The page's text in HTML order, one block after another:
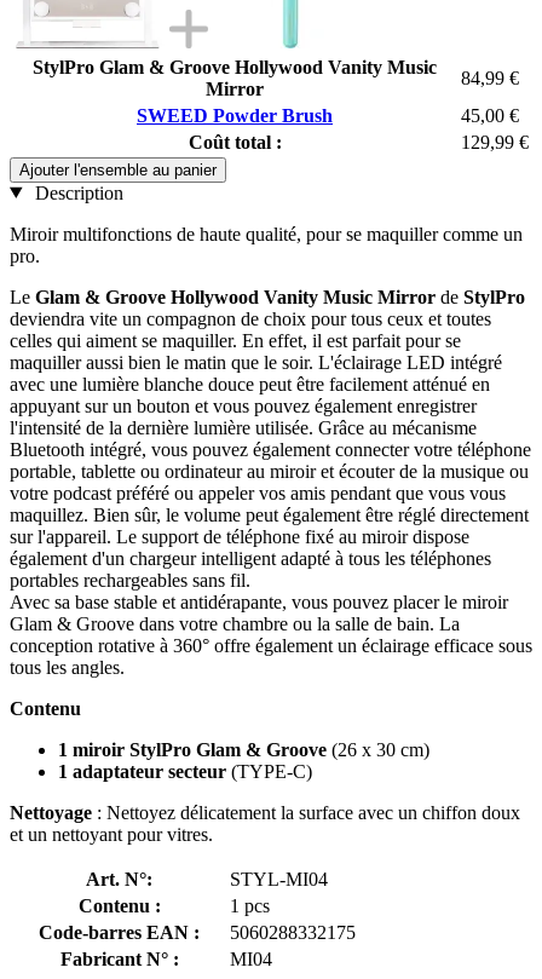
StylPro Glam & Groove Hollywood Vanity Music
Mirror
84,99 €
SWEED Powder Brush
45,00 €
Coût total :
129,99 €
Ajouter l'ensemble au panier
Description
Miroir multifonctions de haute qualité, pour se maquiller comme un
pro.
Le Glam & Groove Hollywood Vanity Music Mirror de StylPro
deviendra vite un compagnon de choix pour tous ceux et toutes
celles qui aiment se maquiller. En effet, il est parfait pour se
maquiller aussi bien le matin que le soir. L'éclairage LED intégré
avec une lumière blanche douce peut être facilement atténué en
appuyant sur un bouton et vous pouvez également enregistrer
l'intensité de la dernière lumière utilisée. Grâce au mécanisme
Bluetooth intégré, vous pouvez également connecter votre téléphone
portable, tablette ou ordinateur au miroir et écouter de la musique ou
votre podcast préféré ou appeler vos amis pendant que vous vous
maquillez. Bien sûr, le volume peut également être réglé directement
sur l'appareil. Le support de téléphone fixé au miroir dispose
également d'un chargeur intelligent adapté à tous les téléphones
portables rechargeables sans fil.
Avec sa base stable et antidérapante, vous pouvez placer le miroir
Glam & Groove dans votre chambre ou la salle de bain. La
conception rotative à 360° offre également un éclairage efficace sous
tous les angles.
Contenu
1 miroir StylPro Glam & Groove (26 x 30 cm)
1 adaptateur secteur (TYPE-C)
Nettoyage : Nettoyez délicatement la surface avec un chiffon doux
et un nettoyant pour vitres.
Art. N°:
STYL-MI04
Contenu :
1 pcs
Code-barres EAN :
5060288332175
Fabricant N° :
MI04